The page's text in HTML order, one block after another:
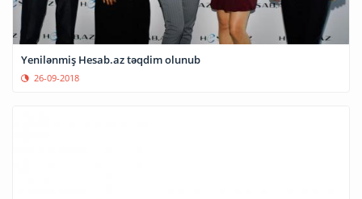
Yenilənmiş Hesab.az təqdim olunub
26-09-2018